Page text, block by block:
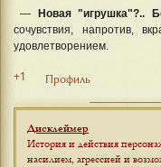
— Новая "игрушка"?..
сочувствия, напротив,
удовлетворением.
+1 Профиль
Дисклеймер
История и действия
насилием, агрессией и